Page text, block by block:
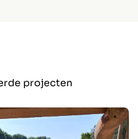
projecten